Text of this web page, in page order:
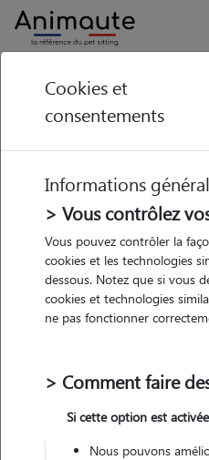
Animaute Bretagne Cotes-
• 27 ans
Véhiculé
Cookies et
consentements
Informations
> Vous contrôlez
Vous pouvez contrôler la
cookies et les technologies
dessous. Notez que si vous
cookies et technologies
ne pas fonctionner
> Comment faire
Si cette option est
Nous pouvons